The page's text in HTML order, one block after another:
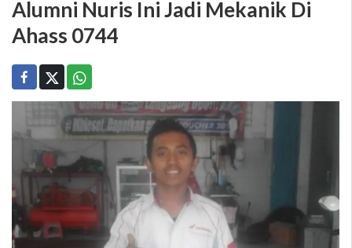
Alumni Nuris Ini Jadi Mekanik Di
Ahass 0744